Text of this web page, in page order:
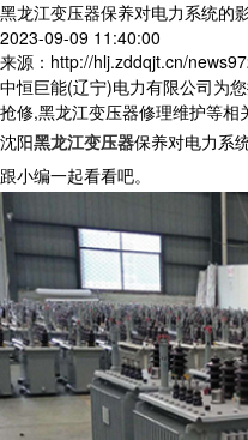
黑龙江变压器保养对电力系统的
2023-09-09 11:40:00
来源：http://hlj.zddqjt.cn/
中恒巨能(辽宁)电力有限公司为
抢修,黑龙江变压器修理维护等相
沈阳黑龙江变压器保养对电力系
跟小编一起看看吧。